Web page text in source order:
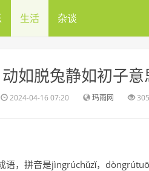
生活 杂谈
动如脱兔静如初子意
2024-04-16 07:20 玛雨网 305
语，拼音是jìngrúchǔzǐ，